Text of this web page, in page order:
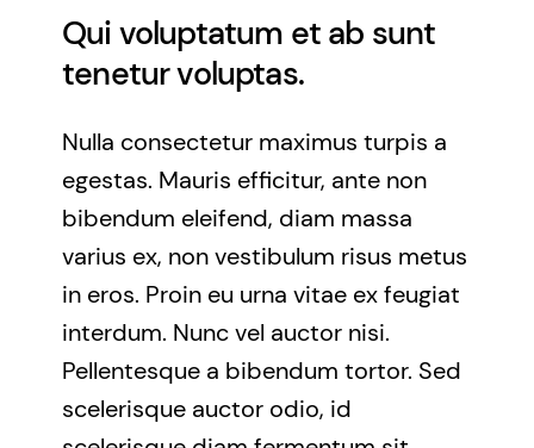
Qui voluptatum et ab sunt
tenetur voluptas.
Nulla consectetur maximus turpis a
egestas. Mauris efficitur, ante non
bibendum eleifend, diam massa
varius ex, non vestibulum risus metus
in eros. Proin eu urna vitae ex feugiat
interdum. Nunc vel auctor nisi.
Pellentesque a bibendum tortor. Sed
scelerisque auctor odio, id